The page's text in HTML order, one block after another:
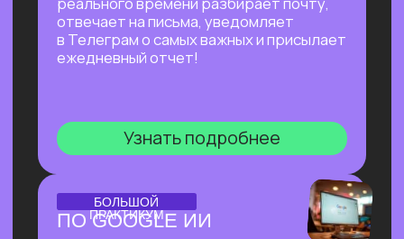
БОЛЬШОЙ ПРАКТИКУМ
ПО ИИ-АГЕНТУ
PERPLEXITY COMPUTER
Узнать подробнее
ОНЛАЙН-ПРАКТИКУМ
ПЕРВЫЙ ПРАКТИКУМ